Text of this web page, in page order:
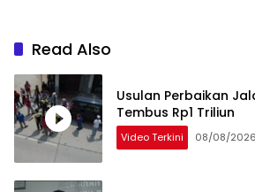
Read Also
Usulan Perbaikan
Tembus Rp1 Triliun
Video Terkini 08/08/2026